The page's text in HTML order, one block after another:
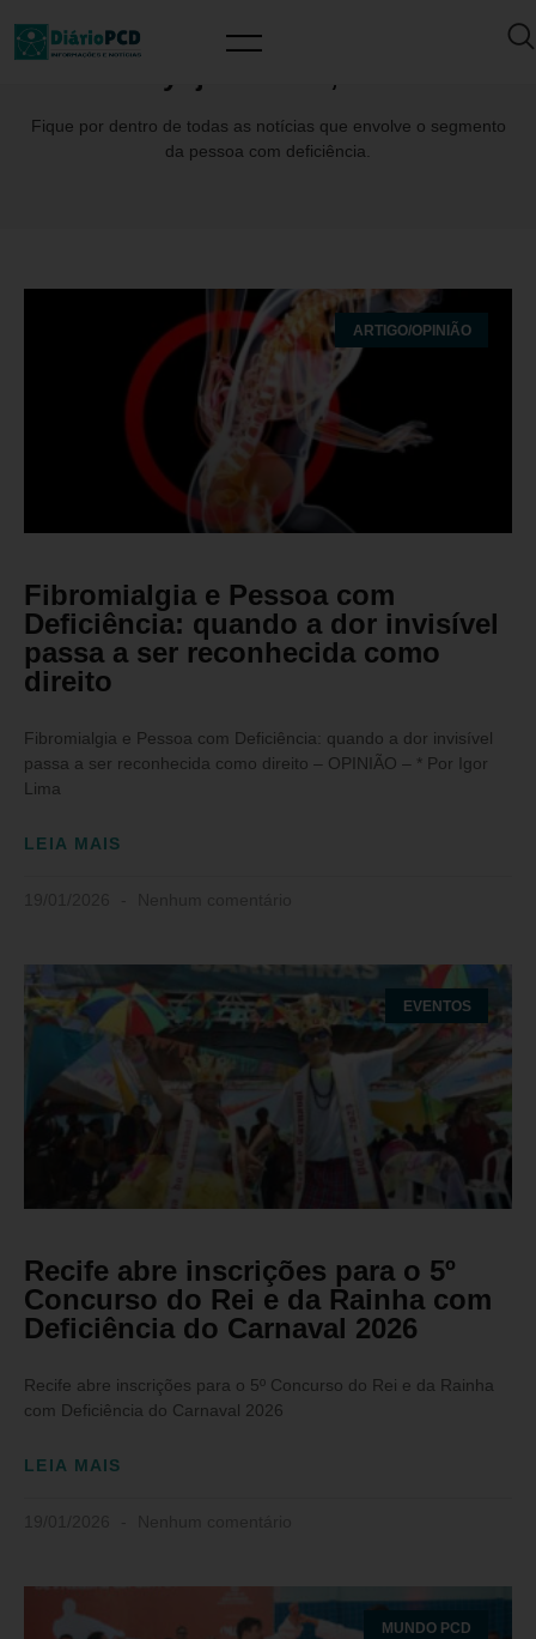
Fique por dentro de todas as notícias que envolve o segmento
da pessoa com deficiência.
ARTIGO/OPINIÃO
Fibromialgia e Pessoa com
Deficiência: quando a dor invisível
passa a ser reconhecida como
direito
Fibromialgia e Pessoa com Deficiência: quando a dor invisível
passa a ser reconhecida como direito – OPINIÃO – * Por Igor
Lima
LEIA MAIS
EVENTOS
Recife abre inscrições para o 5º
Concurso do Rei e da Rainha com
Deficiência do Carnaval 2026
Recife abre inscrições para o 5º Concurso do Rei e da Rainha
com Deficiência do Carnaval 2026
LEIA MAIS
MUNDO PCD